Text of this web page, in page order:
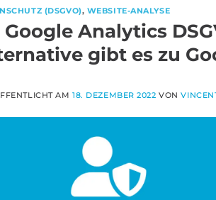
(DSGVO), WEBSITE-ANALYSE
Google Analytics
gibt es zu
AM18. DEZEMBER 2022 VON